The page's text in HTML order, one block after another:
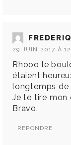
29 JUIN 2017 À
Rhooo le
étaient
longtemps de
Je te tire mon
Bravo.
RÉPONDRE